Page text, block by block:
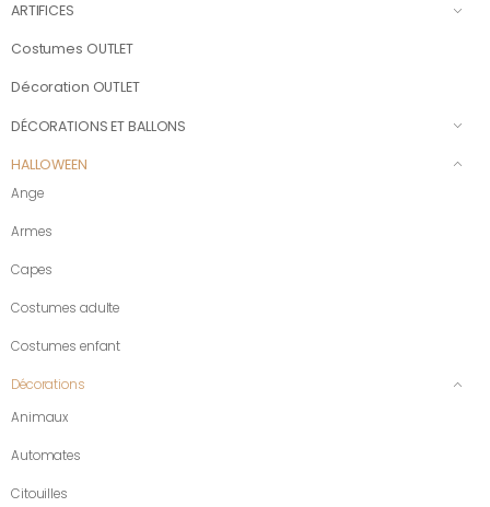
ARTIFICES
Costumes OUTLET
Décoration OUTLET
DÉCORATIONS ET BALLONS
HALLOWEEN
Ange
Armes
Capes
Costumes adulte
Costumes enfant
Décorations
Animaux
Automates
Citouilles